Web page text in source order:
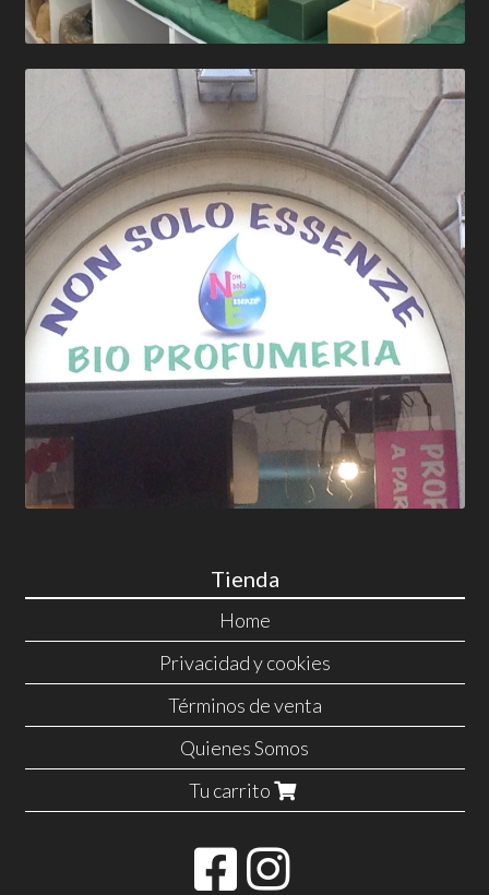
Tienda
Home
Privacidad y cookies
Términos de venta
Quienes Somos
Tu carrito